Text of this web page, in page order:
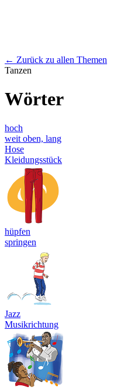
← Zurück zu allen Themen
Tanzen
Wörter
hoch
weit oben, lang
Hose
Kleidungsstück
hüpfen
springen
Jazz
Musikrichtung